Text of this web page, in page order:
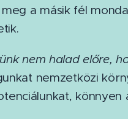
a másik fél
nem halad előre,
nemzetközi
könnyen